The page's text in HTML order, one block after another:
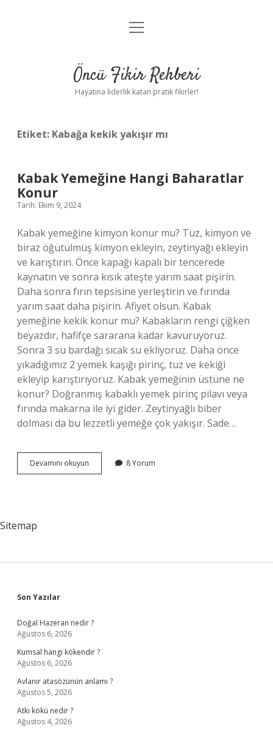
Anasayfa
Yasal Uyarı
menüyü
Öncü Fikir Rehberi
Hayatına liderlik katan pratik fikirler!
Etiket: Kabağa kekik yakışır mı
Kabak Yemeğine Hangi Baharatlar
Konur
Tarih: Ekim 9, 2024
Kabak yemeğine kimyon konur mu? Tuz, kimyon ve
biraz öğütülmüş kimyon ekleyin, zeytinyağı ekleyin
ve karıştırın. Önce kapağı kapalı bir tencerede
kaynatın ve sonra kısık ateşte yarım saat pişirin.
Daha sonra fırın tepsisine yerleştirin ve fırında
yarım saat daha pişirin. Afiyet olsun. Kabak
yemeğine kekik konur mu? Kabakların rengi çiğken
beyazdır, hafifçe sararana kadar kavuruyoruz.
Sonra 3 su bardağı sıcak su ekliyoruz. Daha önce
yıkadığımız 2 yemek kaşığı pirinç, tuz ve kekiği
ekleyip karıştırıyoruz. Kabak yemeğinin üstüne ne
konur? Doğranmış kabaklı yemek pirinç pilavı veya
fırında makarna ile iyi gider. Zeytinyağlı biber
dolması da bu lezzetli yemeğe çok yakışır. Sade…
Devamını okuyun
Yemeğine
8 Yorum
Sitemap
Sidebar
Son Yazılar
Doğal Hazeran nedir ?
Ağustos 6, 2026
Kumsal hangi kökendir ?
Ağustos 6, 2026
Avlanır atasözünün anlamı ?
Ağustos 5, 2026
Atkı kökü nedir ?
Ağustos 4, 2026